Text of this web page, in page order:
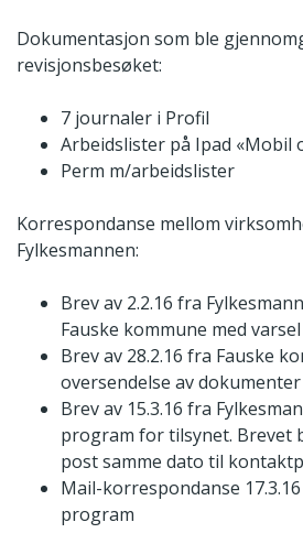
Dokumentasjon som ble
revisjonsbesøket:
7 journaler i Profil
Arbeidslister på Ipad «Mobil
Perm m/arbeidslister
Korrespondanse mellom
Fylkesmannen:
Brev av 2.2.16 fra
Fauske kommune med
Brev av 28.2.16 fra Fauske
oversendelse av dokumenter
Brev av 15.3.16 fra
program for tilsynet. Brevet
post samme dato til
Mail-korrespondanse
program